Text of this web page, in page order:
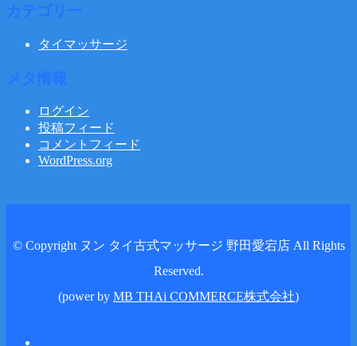
カテゴリー
タイマッサージ
メタ情報
ログイン
投稿フィード
コメントフィード
WordPress.org
© Copyright ヌン タイ古式マッサージ 野田愛宕店 All Rights
Reserved.
(power by MB THAi COMMERCE株式会社)